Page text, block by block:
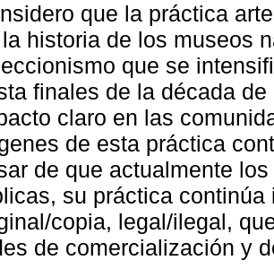
que la práctica
historia de los museos
que se
finales de la década
claro en las
de esta práctica
de que actualmente
su práctica
copia, legal/ilegal,
de comercialización y